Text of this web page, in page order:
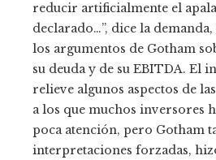
reducir artificialmente el
declarado…”, dice la
los argumentos de Gotham
su deuda y de su EBITDA. El
relieve algunos aspectos de
a los que muchos inversores
poca atención, pero Gotham
interpretaciones forzadas,